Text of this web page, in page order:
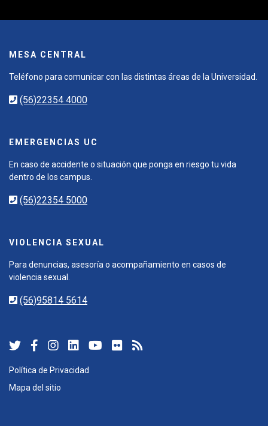
MESA CENTRAL
Teléfono para comunicar con las distintas áreas de la Universidad.
(56)22354 4000
EMERGENCIAS UC
En caso de accidente o situación que ponga en riesgo tu vida
dentro de los campus.
(56)22354 5000
VIOLENCIA SEXUAL
Para denuncias, asesoría o acompañamiento en casos de
violencia sexual.
(56)95814 5614
Política de Privacidad
Mapa del sitio